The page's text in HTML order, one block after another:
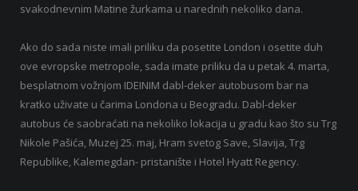
svakodnevnim Matine žurkama u narednih nekoliko dana.
Ako do sada niste imali priliku da posetite London i osetite duh
ove evropske metropole, sada imate priliku da u petak 4. marta,
besplatnom vožnjom IDEINIM dabl-deker autobusom bar na
kratko uživate u čarima Londona u Beogradu. Dabl-deker
autobus će saobraćati na nekoliko lokacija u gradu kao što su Trg
Nikole Pašića, Muzej 25. maj, Hram svetog Save, Slavija, Trg
Republike, Kalemegdan- pristanište i Hotel Hyatt Regency.